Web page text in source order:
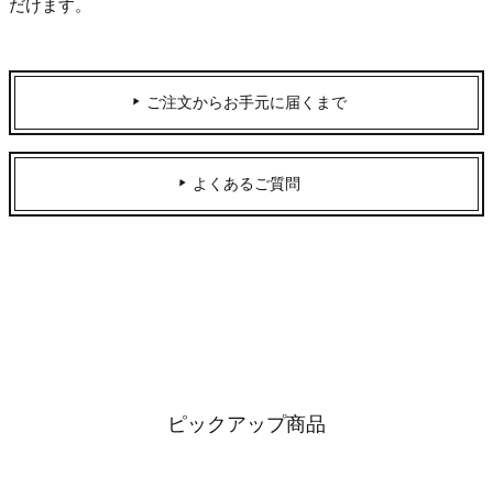
だけます。
ご注文からお手元に届くまで
よくあるご質問
ピックアップ商品